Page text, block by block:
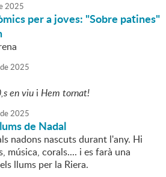
2025
per a joves: "Sobre patines"
de2025
en viu i Hem tornat!
de2025
de Nadal
nadons nascuts durant l'any. Hi
música, corals.... i es farà una
llums per la Riera.